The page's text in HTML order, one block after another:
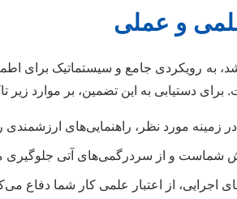
و عملی
به رویکردی جامع و سیستماتیک برای
دستیابی به این تضمین، بر موارد زیر
مورد نظر، راهنمایی‌های ارزشمندی
شماست و از سردرگمی‌های آتی جلوگیری
از اعتبار علمی کار شما دفاع